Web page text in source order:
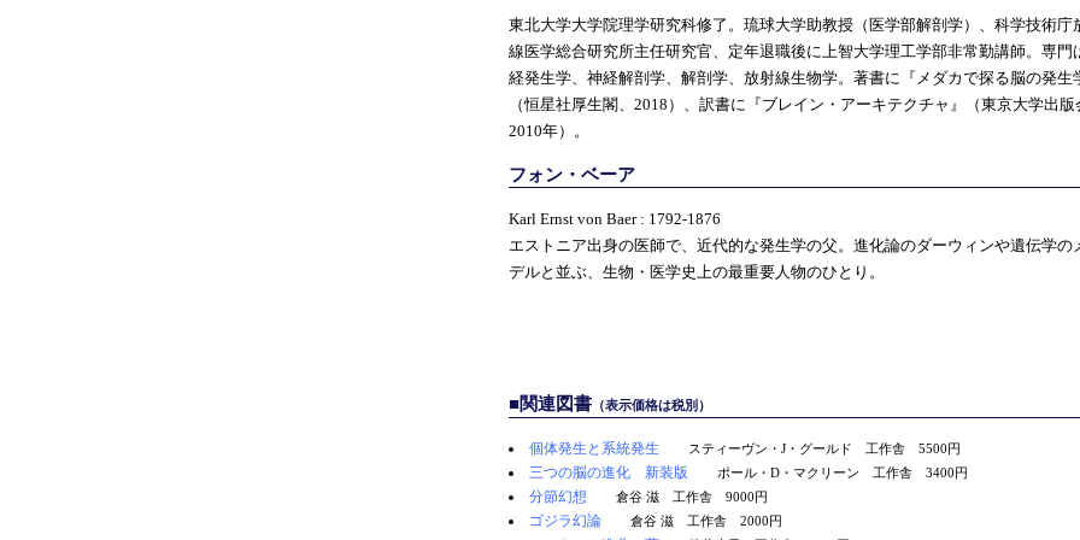
東北大学大学院理学研究科修了。琉球大学助教授（医学部解剖学）、科学技術庁
線医学総合研究所主任研究官、定年退職後に上智大学理工学部非常勤講師。専門
経発生学、神経解剖学、解剖学、放射線生物学。著書に『メダカで探る脳の発生
（恒星社厚生閣、2018）、訳書に『ブレイン・アーキテクチャ』（東京大学出版
2010年）。
フォン・ベーア
Karl Ernst von Baer : 1792-1876
エストニア出身の医師で、近代的な発生学の父。進化論のダーウィンや遺伝学の
デルと並ぶ、生物・医学史上の最重要人物のひとり。
■関連図書 （表示価格は税別）
個体発生と系統発生 スティーヴン・J・グールド 工作舎 5500円
三つの脳の進化 新装版 ポール・D・マクリーン 工作舎 3400円
分節幻想 倉谷 滋 工作舎 9000円
ゴジラ幻論 倉谷 滋 工作舎 2000円